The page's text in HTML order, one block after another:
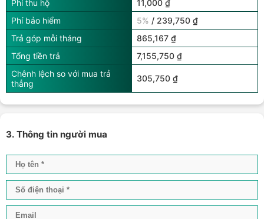
Phí thu hộ
11,000 ₫
Phí bảo hiểm
5% / 239,750 ₫
Trả góp mỗi tháng
865,167 ₫
Tổng tiền trả
7,155,750 ₫
Chênh lệch so với mua trả
thẳng
305,750 ₫
3. Thông tin người mua